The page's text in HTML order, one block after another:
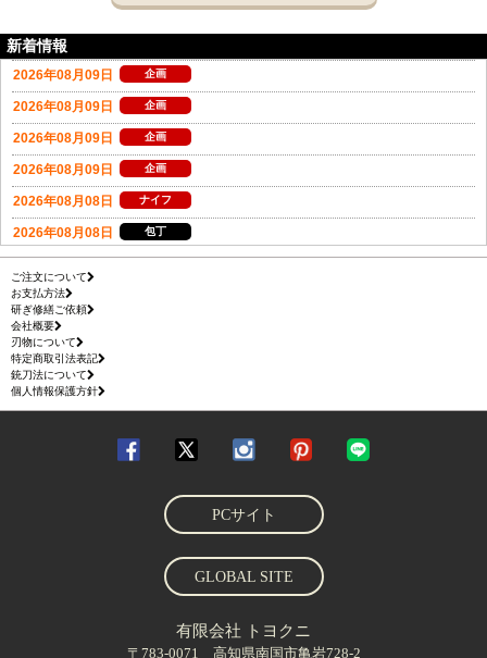
新着情報
ご注文について
お支払方法
研ぎ修繕ご依頼
会社概要
刃物について
特定商取引法表記
銃刀法について
個人情報保護方針
PCサイト
GLOBAL SITE
有限会社 トヨクニ
〒783-0071 高知県南国市亀岩728-2